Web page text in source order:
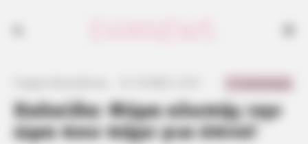
Χαλκίδα: Θύμα κλοπής την
ώρα που πήγε για ύπνο!